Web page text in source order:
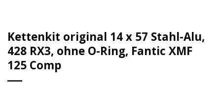
Kettenkit original 14 x 57 Stahl-Alu,
428 RX3, ohne O-Ring, Fantic XMF
125 Comp